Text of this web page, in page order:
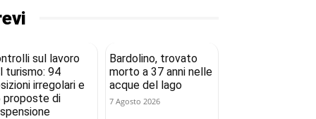
sul lavoro
turismo: 94
irregolari e
proposte di
Bardolino, trovato
morto a 37 anni nelle
acque del lago
7 Agosto 2026